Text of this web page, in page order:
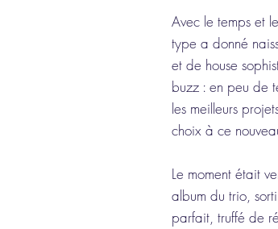
Avec le temps et
type a donné
et de house
buzz : en peu de
les meilleurs
choix à ce
Le moment était
album du trio,
parfait, truffé de